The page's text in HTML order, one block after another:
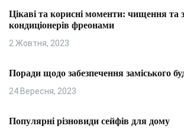
Цікаві та корисні моменти: чищення та
кондиціонерів фреонами
2 Жовтня, 2023
Поради щодо забезпечення заміського
24 Вересня, 2023
Популярні різновиди сейфів для дому